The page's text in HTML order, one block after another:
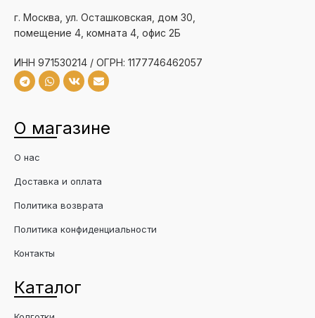
г. Москва, ул. Осташковская, дом 30,
помещение 4, комната 4, офис 2Б
ИНН 971530214 / ОГРН: 1177746462057
О магазине
О нас
Доставка и оплата
Политика возврата
Политика конфиденциальности
Контакты
Каталог